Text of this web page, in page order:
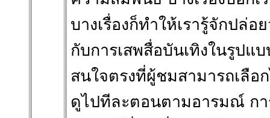
บางเรื่องก็ทำให้เรารู้จักปล่อ
กับการเสพสื่อบันเทิงในรูป
สนใจตรงที่ผู้ชมสามารถเลือ
ดูไปทีละตอนตามอารมณ์ ก